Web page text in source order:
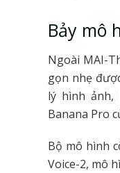
Bảy mô
Ngoài MAI-
gọn nhẹ
lý hình ảnh,
Banana Pro
Bộ mô hình
Voice-2, mô